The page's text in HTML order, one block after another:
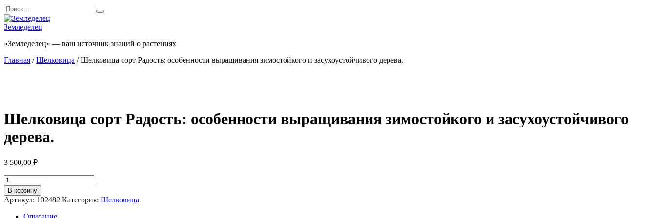
Перейти
к
содержанию
Search
for:
Земледелец
«Земледелец» — ваш источник знаний о растениях
Главная /Шелковица / Шелковица сорт Радость: особенности выращивания зимостойкого и засухоустойчивого дерева.
Шелковица сорт Радость: особенности выращивания зимостойкого и засухоустойчивого
дерева.
3 500,00 ₽
Количество
товара
Шелковица
сорт
Радость:
В корзину
Артикул: 102482 Категория: Шелковица
Описание